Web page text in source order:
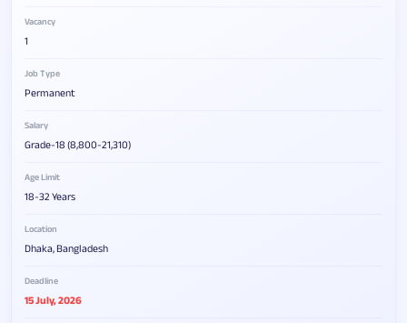
Vacancy
1
Job Type
Permanent
Salary
Grade-18 (8,800-21,310)
Age Limit
18-32 Years
Location
Dhaka, Bangladesh
Deadline
15 July, 2026